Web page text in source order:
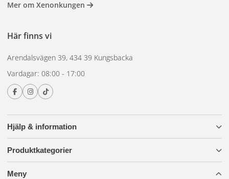
VX500-CB är en effektiv uppgradering av ditt fordon. De
omregistrering och inga tillägg i fordonets dokumentation.
OSRAM LEDriving Lightbar VX500-CB kan monteras på bilar,
lastbilar, lantbruksmaskiner, nyttofordon, anläggningsfordon,
skogsbruksmaskiner, husvagnar, terrängfordon och
fyrhjulingar.
Hjälp & information
Produktkategorier
Meny
Mer om Xenonkungen
Här finns vi
Arendalsvägen 39, 434 39 Kungsbacka
Vardagar: 08:00 - 17:00